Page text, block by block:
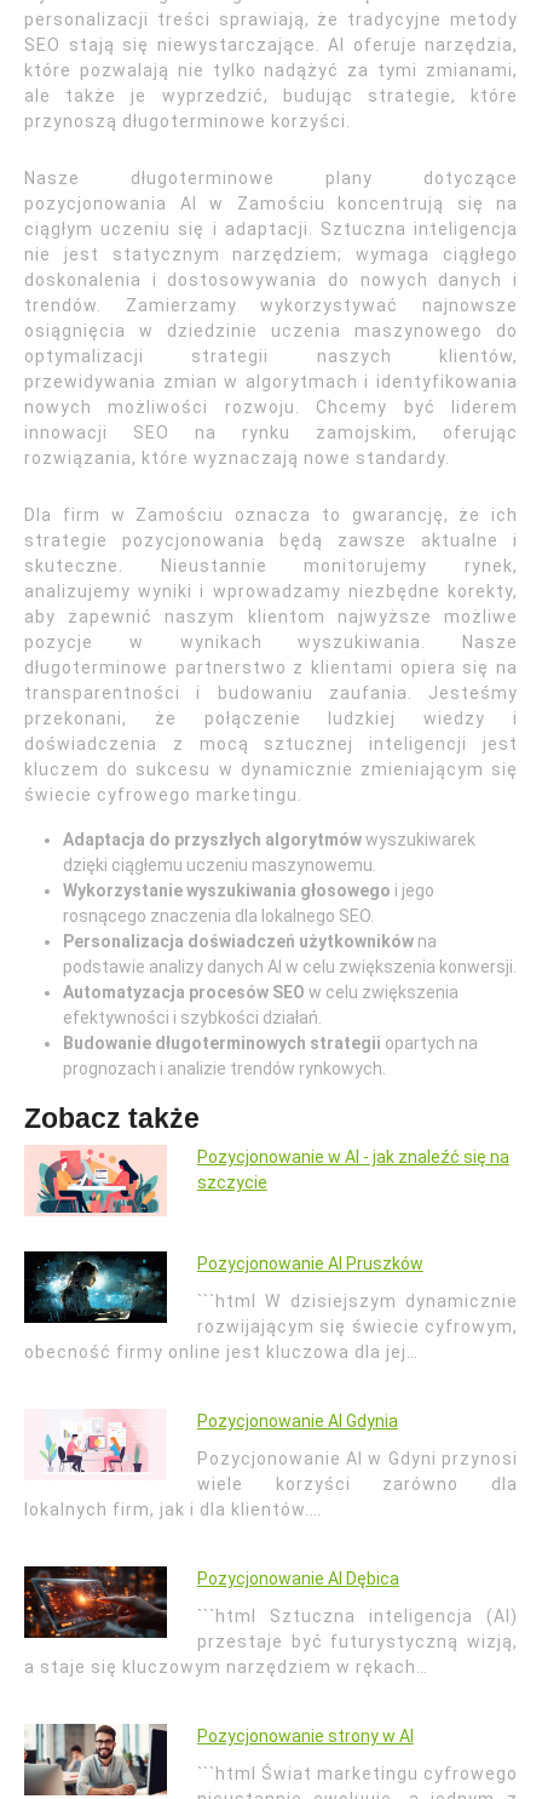
personalizacji treści sprawiają, że tradycyjne metody
SEO stają się niewystarczające. AI oferuje narzędzia,
które pozwalają nie tylko nadążyć za tymi zmianami,
ale także je wyprzedzić, budując strategie, które
przynoszą długoterminowe korzyści.
Nasze długoterminowe plany dotyczące
pozycjonowania AI w Zamościu koncentrują się na
ciągłym uczeniu się i adaptacji. Sztuczna inteligencja
nie jest statycznym narzędziem; wymaga ciągłego
doskonalenia i dostosowywania do nowych danych i
trendów. Zamierzamy wykorzystywać najnowsze
osiągnięcia w dziedzinie uczenia maszynowego do
optymalizacji strategii naszych klientów,
przewidywania zmian w algorytmach i identyfikowania
nowych możliwości rozwoju. Chcemy być liderem
innowacji SEO na rynku zamojskim, oferując
rozwiązania, które wyznaczają nowe standardy.
Dla firm w Zamościu oznacza to gwarancję, że ich
strategie pozycjonowania będą zawsze aktualne i
skuteczne. Nieustannie monitorujemy rynek,
analizujemy wyniki i wprowadzamy niezbędne korekty,
aby zapewnić naszym klientom najwyższe możliwe
pozycje w wynikach wyszukiwania. Nasze
długoterminowe partnerstwo z klientami opiera się na
transparentności i budowaniu zaufania. Jesteśmy
przekonani, że połączenie ludzkiej wiedzy i
doświadczenia z mocą sztucznej inteligencji jest
kluczem do sukcesu w dynamicznie zmieniającym się
świecie cyfrowego marketingu.
Adaptacja do przyszłych algorytmówwyszukiwarek
dzięki ciągłemu uczeniu maszynowemu.
Wykorzystanie wyszukiwania głosowego i jego
rosnącego znaczenia dla lokalnego SEO.
Personalizacja doświadczeń użytkowników na
podstawie analizy danych AI w celu zwiększenia konwersji.
Automatyzacja procesów SEO w celu zwiększenia
efektywności i szybkości działań.
Budowanie długoterminowych strategii opartych na
prognozach i analizie trendów rynkowych.
Zobacz także
Pozycjonowanie w AI - jak znaleźć się na
szczycie
Pozycjonowanie AI Pruszków
```html W dzisiejszym dynamicznie
rozwijającym się świecie cyfrowym,
obecność firmy online jest kluczowa dla jej…
Pozycjonowanie AI Gdynia
Pozycjonowanie AI w Gdyni przynosi
wiele korzyści zarówno dla
lokalnych firm, jak i dla klientów.…
Pozycjonowanie AI Dębica
```html Sztuczna inteligencja (AI)
przestaje być futurystyczną wizją,
a staje się kluczowym narzędziem w rękach…
Pozycjonowanie strony w AI
```html Świat marketingu cyfrowego